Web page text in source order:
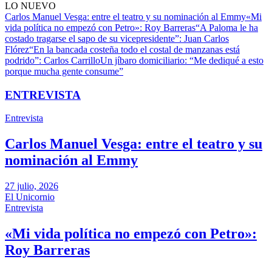
LO NUEVO
Carlos Manuel Vesga: entre el teatro y su nominación al Emmy«Mi
vida política no empezó con Petro»: Roy Barreras“A Paloma le ha
costado tragarse el sapo de su vicepresidente”: Juan Carlos
Flórez“En la bancada costeña todo el costal de manzanas está
podrido”: Carlos CarrilloUn jíbaro domiciliario: “Me dediqué a esto
porque mucha gente consume”
ENTREVISTA
Entrevista
Carlos Manuel Vesga: entre el teatro y su
nominación al Emmy
27 julio, 2026
El Unicornio
Entrevista
«Mi vida política no empezó con Petro»:
Roy Barreras